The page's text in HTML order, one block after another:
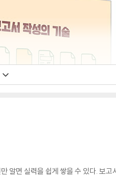
알면 실력을 쉽게 쌓을 수 있다. 보